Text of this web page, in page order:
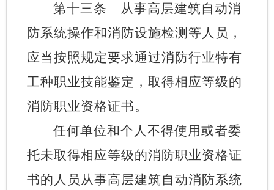
第十三条
从事高层建筑 自动消
防系统操作和消防设施检测 等人员，
应当按照规定要求通过消防行业特有
工种职业技能鉴定，取得相应等级的
消防职业资格证书。
任何单位和个人不得使用或者委
托未取得相应等级的消防职业资格证
书的人员从事高层建筑 自动消防系统